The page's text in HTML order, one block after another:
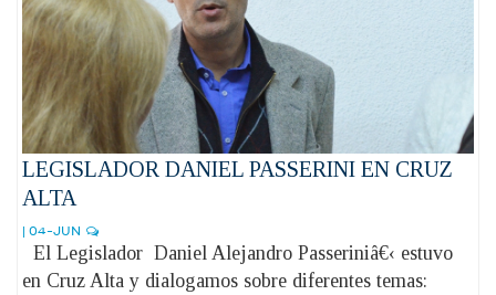
LEGISLADOR DANIEL PASSERINI EN CRUZ
ALTA
| 04-JUN
El Legislador Daniel Alejandro Passeriniâ€‹ estuvo
en Cruz Alta y dialogamos sobre diferentes temas: